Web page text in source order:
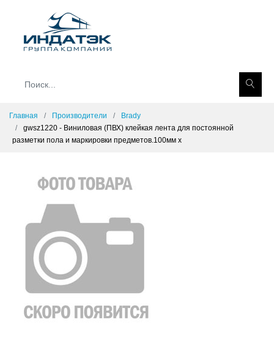
Главная Производители
Brady
gwsz1220 - Виниловая (ПВХ) клейкая лента для постоянной
разметки пола и маркировки предметов.100мм x